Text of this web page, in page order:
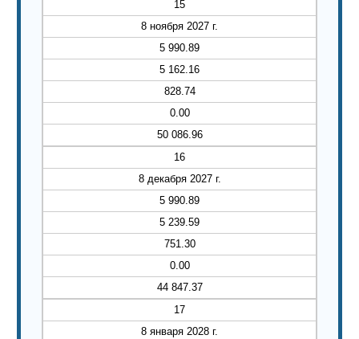
15
8 ноября 2027 г.
5 990.89
5 162.16
828.74
0.00
50 086.96
16
8 декабря 2027 г.
5 990.89
5 239.59
751.30
0.00
44 847.37
17
8 января 2028 г.